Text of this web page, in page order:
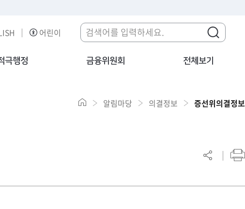
어린이
극행정 금융위원회 전체보기
알림마당 의결정보 증선위의결정보